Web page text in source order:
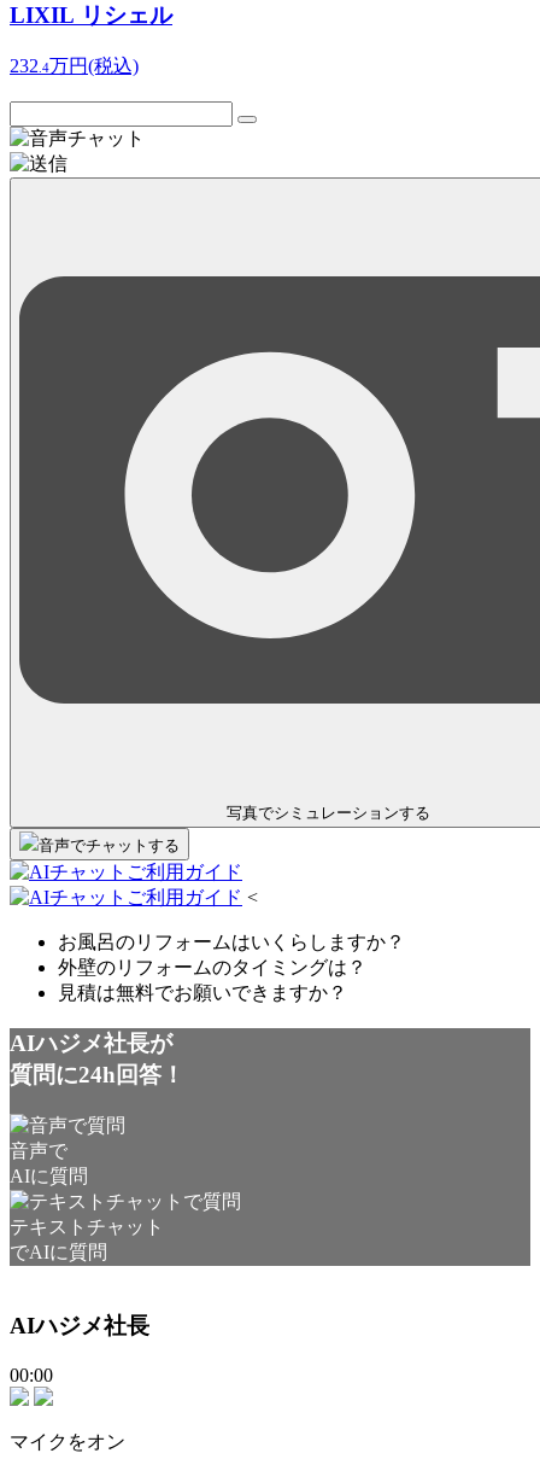
LIXIL リシェル
232 .4万円(税込)
写真でシミュレーションする
音声でチャット する
<
お風呂のリフォームはいくらしますか？
外壁のリフォームのタイミングは？
見積は無料でお願いできますか？
AIハジメ社長が
質問に24h回答！
音声で
AIに質問
テキストチャット
でAIに質問
AIハジメ社長
00:00
マイクをオン